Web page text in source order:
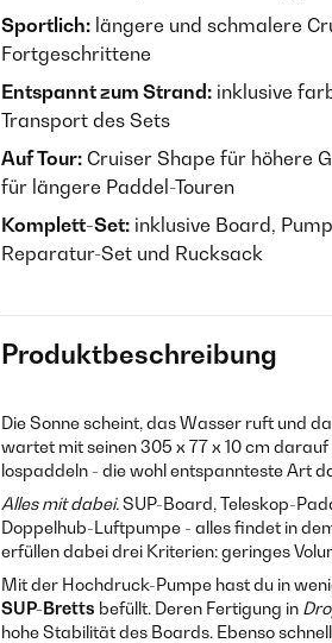
Sportlich: längere und schmalere
Fortgeschrittene
Entspannt zum Strand: inklusive
Transport des Sets
Auf Tour: Cruiser Shape für höhere
für längere Paddel-Touren
Komplett-Set: inklusive Board,
Reparatur-Set und Rucksack
Produktbeschreibung
Die Sonne scheint, das Wasser ruft und
wartet mit seinen 305 x 77 x 10 cm
lospaddeln - die wohl entspannteste Art
Alles mit dabei.SUP-Board, Teleskop-
Doppelhub-Luftpumpe - alles findet in
erfüllen dabei drei Kriterien: geringes
Mit der Hochdruck-Pumpe hast du in
SUP-Bretts befüllt. Deren Fertigung in
hohe Stabilität des Boards. Ebenso